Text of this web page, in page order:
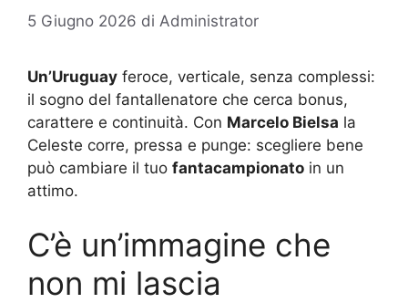
5 Giugno 2026 di Administrator
Un’Uruguay feroce, verticale, senza complessi:
il sogno del fantallenatore che cerca bonus,
carattere e continuità. Con Marcelo Bielsa la
Celeste corre, pressa e punge: scegliere bene
può cambiare il tuo fantacampionato in un
attimo.
C’è un’immagine che
non mi lascia